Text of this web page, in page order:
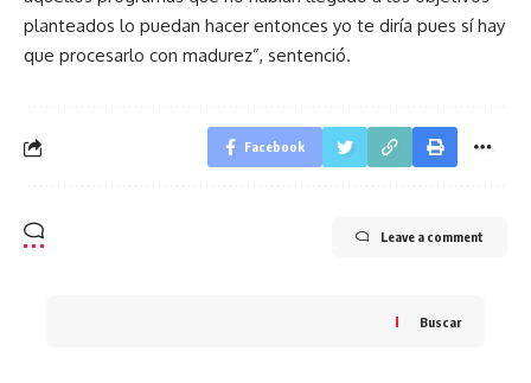
planteados lo puedan hacer entonces yo te diría pues sí hay
que procesarlo con madurez”, sentenció.
Facebook
Leave a comment
Buscar